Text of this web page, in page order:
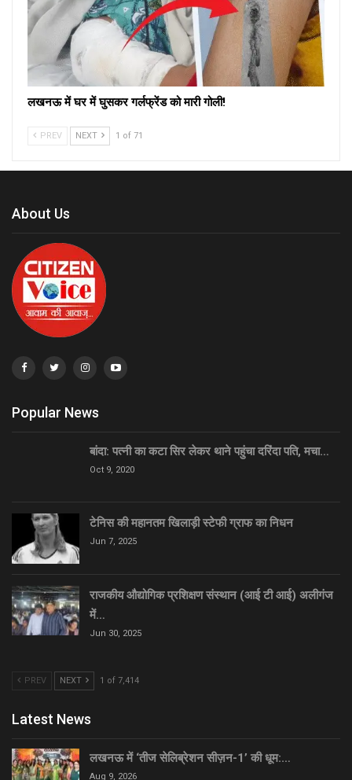
लखनऊ में घर में घुसकर गर्लफ्रेंड को मारी गोली!
PREV NEXT 1 of 71
About Us
Popular News
बांदा: पत्नी का कटा सिर लेकर थाने पहुंचा दरिंदा पति, मचा…
Oct 9, 2020
टेनिस की महानतम खिलाड़ी स्टेफी ग्राफ का निधन
Jun 7, 2025
राजकीय औद्योगिक प्रशिक्षण संस्थान (आई टी आई) अलीगंज
में…
Jun 30, 2025
PREV NEXT 1 of 7,414
Latest News
लखनऊ में ‘तीज सेलिब्रेशन सीज़न-1’ की धूम:…
Aug 9, 2026